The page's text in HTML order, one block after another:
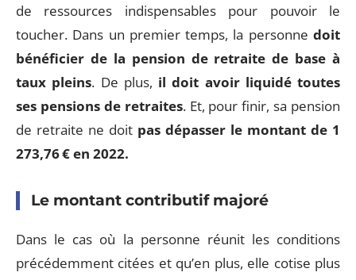
de ressources indispensables pour pouvoir le
toucher. Dans un premier temps, la personne doit
bénéficier de la pension de retraite de base à
taux pleins. De plus, il doit avoir liquidé toutes
ses pensions de retraites. Et, pour finir, sa pension
de retraite ne doit pas dépasser le montant de 1
273,76 € en 2022.
Le montant contributif majoré
Dans le cas où la personne réunit les conditions
précédemment citées et qu’en plus, elle cotise plus